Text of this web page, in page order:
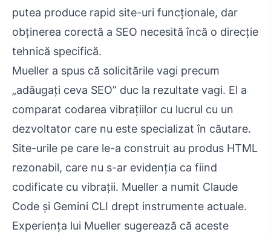
putea produce rapid site-uri funcționale, dar
obținerea corectă a SEO necesită încă o direcție
tehnică specifică.
Mueller a spus că solicitările vagi precum
„adăugați ceva SEO” duc la rezultate vagi. El a
comparat codarea vibrațiilor cu lucrul cu un
dezvoltator care nu este specializat în căutare.
Site-urile pe care le-a construit au produs HTML
rezonabil, care nu s-ar evidenția ca fiind
codificate cu vibrații. Mueller a numit Claude
Code și Gemini CLI drept instrumente actuale.
Experiența lui Mueller sugerează că aceste